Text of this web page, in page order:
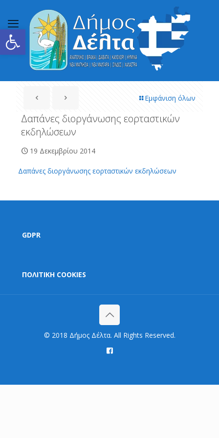
Ανοίξτε τη γραμμή εργαλείων
Εμφάνιση όλων
Δαπάνες διοργάνωσης εορταστικών
εκδηλώσεων
19 Δεκεμβρίου 2014
Δαπάνες διοργάνωσης εορταστικών εκδηλώσεων
GDPR
ΠΟΛΙΤΙΚΗ COOKIES
© 2018 Δήμος Δέλτα. All Rights Reserved.